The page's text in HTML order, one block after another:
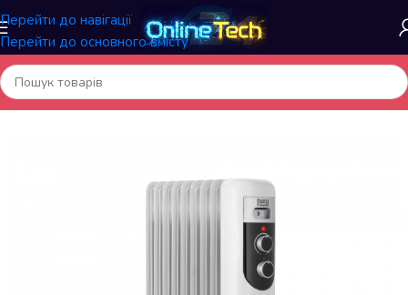
Перейти до навігації
Перейти до основного вмісту
Головна/Електрообладнання та аксесуари/Обігрівачі